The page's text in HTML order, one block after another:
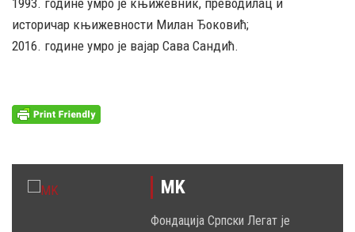
историчар књижевности Милан Ђоковић;
2016. године умро је вајар Сава Сандић.
MK
Фондација Српски Легат је